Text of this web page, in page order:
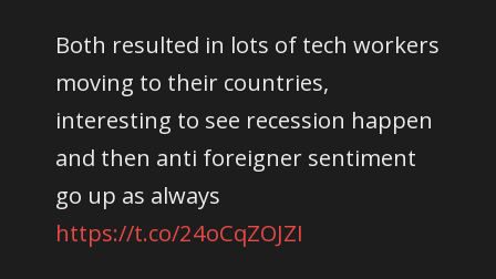
Both resulted in lots of tech workers
moving to their countries,
interesting to see recession happen
and then anti foreigner sentiment
go up as always
https://t.co/24oCqZOJZI